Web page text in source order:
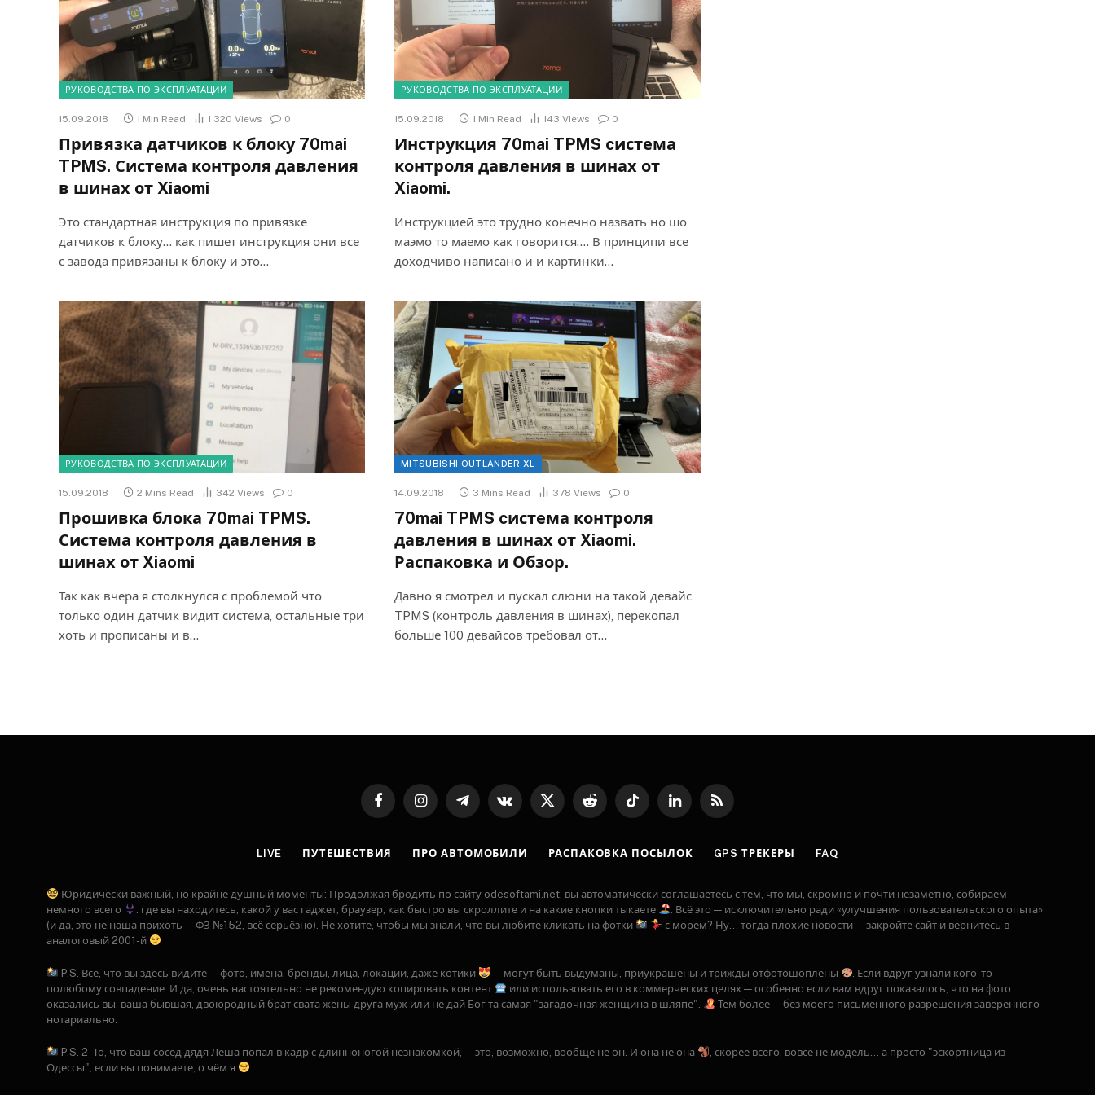
РУКОВОДСТВА ПО ЭКСПЛУАТАЦИИ
15.09.2018 1 Min Read 1 320 Views 0
Привязка датчиков к блоку 70mai
TPMS. Система контроля давления
в шинах от Xiaomi
Это стандартная инструкция по привязке
датчиков к блоку… как пишет инструкция они все
с завода привязаны к блоку и это…
РУКОВОДСТВА ПО ЭКСПЛУАТАЦИИ
15.09.2018 1 Min Read 143 Views 0
Инструкция 70mai TPMS cистема
контроля давления в шинах от
Xiaomi.
Инструкцией это трудно конечно назвать но шо
маэмо то маемо как говорится…. В принципи все
доходчиво написано и и картинки…
РУКОВОДСТВА ПО ЭКСПЛУАТАЦИИ
15.09.2018 2 Mins Read 342 Views 0
Прошивка блока 70mai TPMS.
Система контроля давления в
шинах от Xiaomi
Так как вчера я столкнулся с проблемой что
только один датчик видит система, остальные три
хоть и прописаны и в…
MITSUBISHI OUTLANDER XL
14.09.2018 3 Mins Read 378 Views 0
70mai TPMS cистема контроля
давления в шинах от Xiaomi.
Распаковка и Обзор.
Давно я смотрел и пускал слюни на такой девайс
TPMS (контроль давления в шинах), перекопал
больше 100 девайсов требовал от…
FacebookInstagramTelegramVKontakte
X
Reddit TikTok LinkedInRSS
LIVE ПУТЕШЕСТВИЯ ПРО АВТОМОБИЛИ РАСПАКОВКА ПОСЫЛОК GPS ТРЕКЕРЫ FAQ
Юридически важный, но крайне душный моменты: Продолжая бродить по сайту odesoftami.net, вы автоматически соглашаетесь с тем, что мы, скромно и почти незаметно, собираем
немного всего
: где вы находитесь, какой у вас гаджет, браузер, как быстро вы скроллите и на какие кнопки тыкаете
. Всё это — исключительно ради «улучшения пользовательского опыта»
(и да, это не наша прихоть — ФЗ №152, всё серьёзно). Не хотите, чтобы мы знали, что вы любите кликать на фотки
с морем? Ну... тогда плохие новости — закройте сайт и вернитесь в
аналоговый 2001-й
P.S. Всё, что вы здесь видите — фото, имена, бренды, лица, локации, даже котики — могут быть выдуманы, приукрашены и трижды отфотошоплены
. Если вдруг узнали кого-то —
полюбому совпадение. И да, очень настоятельно не рекомендую копировать контент
или использовать его в коммерческих целях — особенно если вам вдруг показалось, что на фото
оказались вы, ваша бывшая, двоюродный брат свата жены друга муж или не дай Бог та самая "загадочная женщина в шляпе".
Тем более — без моего письменного разрешения заверенного
нотариально.
P.S. 2- То, что ваш сосед дядя Лёша попал в кадр с длинноногой незнакомкой, — это, возможно, вообще не он. И она не она
, скорее всего, вовсе не модель… а просто "эскортница из
Одессы", если вы понимаете, о чём я